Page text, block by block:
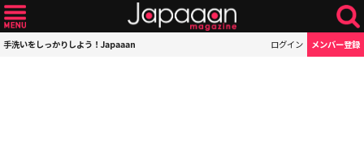
手洗いをしっかりしよう！Japaaan ログイン メンバー登録